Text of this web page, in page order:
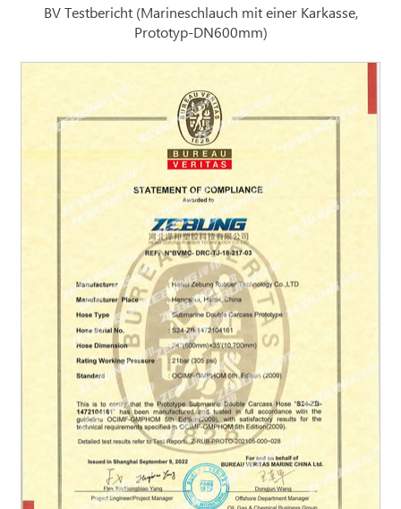
BV Testbericht (Marineschlauch mit einer Karkasse,
Prototyp-DN600mm)